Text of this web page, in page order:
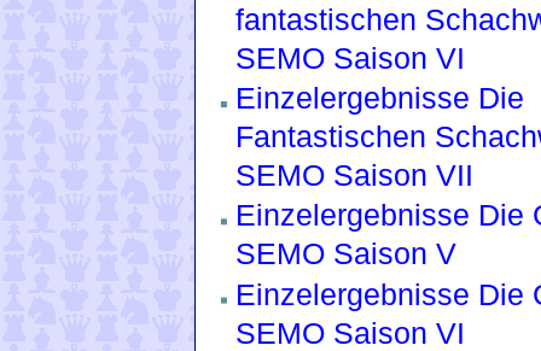
fantastischen
SEMO Saison VI
Einzelergebnisse Die
Fantastischen
SEMO Saison VII
Einzelergebnisse Die
SEMO Saison V
Einzelergebnisse Die
SEMO Saison VI